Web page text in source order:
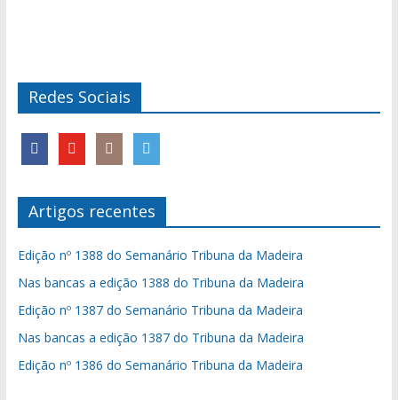
Redes Sociais
Artigos recentes
Edição nº 1388 do Semanário Tribuna da Madeira
Nas bancas a edição 1388 do Tribuna da Madeira
Edição nº 1387 do Semanário Tribuna da Madeira
Nas bancas a edição 1387 do Tribuna da Madeira
Edição nº 1386 do Semanário Tribuna da Madeira